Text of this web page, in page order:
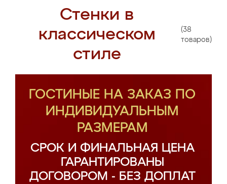
Стенки в
классическом
стиле
(38
товаров)
ГОСТИНЫЕ НА ЗАКАЗ ПО
ИНДИВИДУАЛЬНЫМ
РАЗМЕРАМ
СРОК И ФИНАЛЬНАЯ ЦЕНА
ГАРАНТИРОВАНЫ
ДОГОВОРОМ - БЕЗ ДОПЛАТ